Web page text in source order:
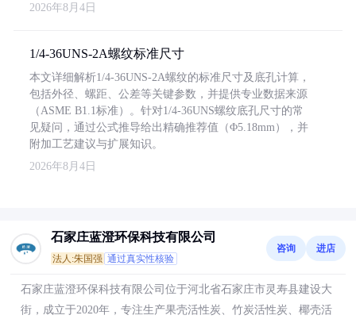
2026年8月4日
1/4-36UNS-2A螺纹标准尺寸
本文详细解析1/4-36UNS-2A螺纹的标准尺寸及底孔计算，
包括外径、螺距、公差等关键参数，并提供专业数据来源
（ASME B1.1标准）。针对1/4-36UNS螺纹底孔尺寸的常
见疑问，通过公式推导给出精确推荐值（Φ5.18mm），并
附加工艺建议与扩展知识。
2026年8月4日
石家庄蓝澄环保科技有限公司
法人:朱国强 通过真实性核验
咨询 进店
石家庄蓝澄环保科技有限公司位于河北省石家庄市灵寿县建设大
街，成立于2020年，专注生产果壳活性炭、竹炭活性炭、椰壳活